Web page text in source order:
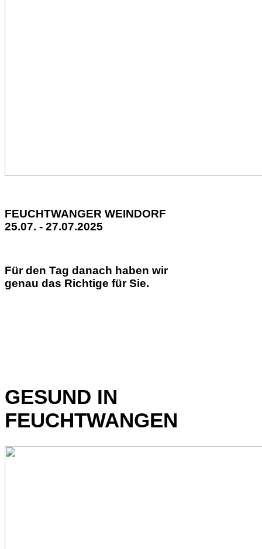
FEUCHTWANGER WEINDORF
25.07. - 27.07.2025
Für den Tag danach haben wir
genau das Richtige für Sie.
GESUND IN
FEUCHTWANGEN